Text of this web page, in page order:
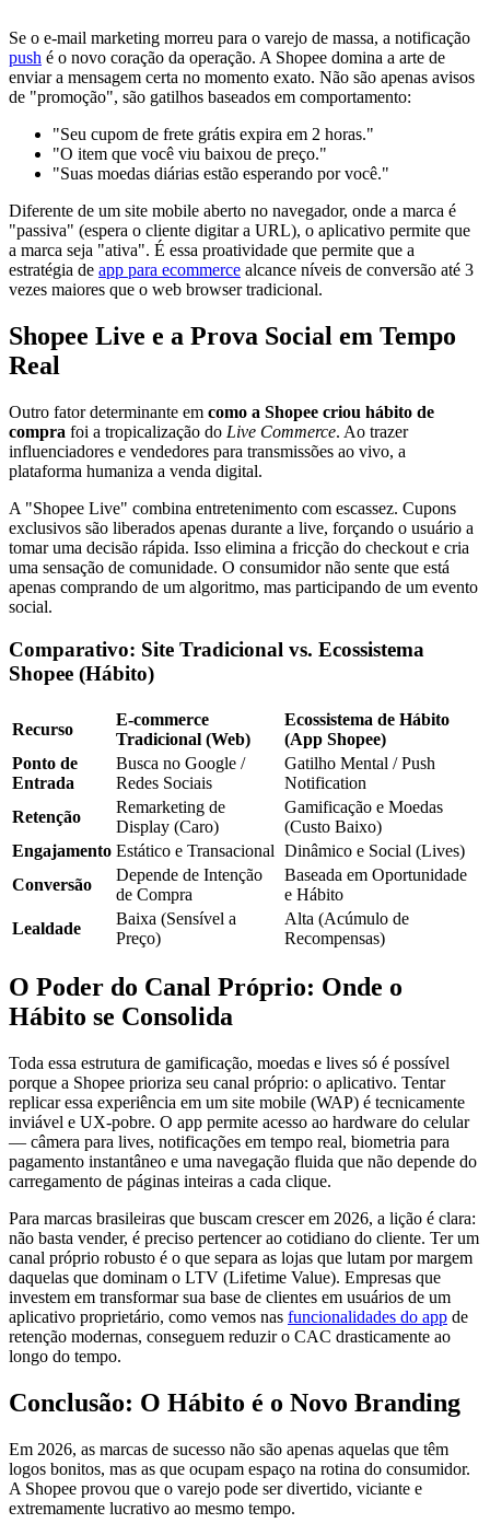
Se o e-mail marketing morreu para o varejo de massa, a notificação
push é o novo coração da operação. A Shopee domina a arte de
enviar a mensagem certa no momento exato. Não são apenas avisos
de "promoção", são gatilhos baseados em comportamento:
"Seu cupom de frete grátis expira em 2 horas."
"O item que você viu baixou de preço."
"Suas moedas diárias estão esperando por você."
Diferente de um site mobile aberto no navegador, onde a marca é
"passiva" (espera o cliente digitar a URL), o aplicativo permite que
a marca seja "ativa". É essa proatividade que permite que a
estratégia de app para ecommerce alcance níveis de conversão até 3
vezes maiores que o web browser tradicional.
Shopee Live e a Prova Social em Tempo
Real
Outro fator determinante em como a Shopee criou hábito de
compra foi a tropicalização do Live Commerce. Ao trazer
influenciadores e vendedores para transmissões ao vivo, a
plataforma humaniza a venda digital.
A "Shopee Live" combina entretenimento com escassez. Cupons
exclusivos são liberados apenas durante a live, forçando o usuário a
tomar uma decisão rápida. Isso elimina a fricção do checkout e cria
uma sensação de comunidade. O consumidor não sente que está
apenas comprando de um algoritmo, mas participando de um evento
social.
Comparativo: Site Tradicional vs. Ecossistema
Shopee (Hábito)
Recurso
E-commerce
Tradicional (Web)
Ecossistema de Hábito
(App Shopee)
Ponto de
Entrada
Busca no Google /
Redes Sociais
Gatilho Mental / Push
Notification
Retenção
Remarketing de
Display (Caro)
Gamificação e Moedas
(Custo Baixo)
Engajamento Estático e Transacional Dinâmico e Social (Lives)
Conversão
Depende de Intenção
de Compra
Baseada em Oportunidade
e Hábito
Lealdade
Baixa (Sensível a
Preço)
Alta (Acúmulo de
Recompensas)
O Poder do Canal Próprio: Onde o
Hábito se Consolida
Toda essa estrutura de gamificação, moedas e lives só é possível
porque a Shopee prioriza seu canal próprio: o aplicativo. Tentar
replicar essa experiência em um site mobile (WAP) é tecnicamente
inviável e UX-pobre. O app permite acesso ao hardware do celular
— câmera para lives, notificações em tempo real, biometria para
pagamento instantâneo e uma navegação fluida que não depende do
carregamento de páginas inteiras a cada clique.
Para marcas brasileiras que buscam crescer em 2026, a lição é clara:
não basta vender, é preciso pertencer ao cotidiano do cliente. Ter um
canal próprio robusto é o que separa as lojas que lutam por margem
daquelas que dominam o LTV (Lifetime Value). Empresas que
investem em transformar sua base de clientes em usuários de um
aplicativo proprietário, como vemos nas funcionalidades do app de
retenção modernas, conseguem reduzir o CAC drasticamente ao
longo do tempo.
Conclusão: O Hábito é o Novo Branding
Em 2026, as marcas de sucesso não são apenas aquelas que têm
logos bonitos, mas as que ocupam espaço na rotina do consumidor.
A Shopee provou que o varejo pode ser divertido, viciante e
extremamente lucrativo ao mesmo tempo.